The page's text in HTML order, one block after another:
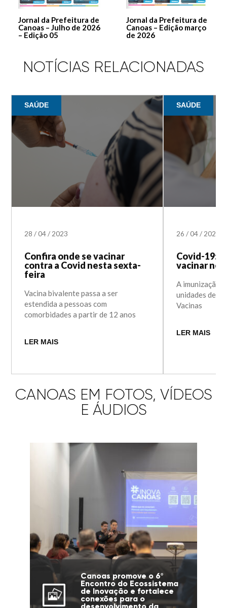
Jornal da Prefeitura de
Canoas – Julho de 2026
– Edição 05
Jornal da Prefeitura de
Canoas – Edição março
de 2026
NOTÍCIAS RELACIONADAS
SAÚDE
28/04/ 2023
Confira onde se vacinar
contra a Covid nesta sexta-
feira
Vacina bivalente passa a ser
estendida a pessoas com
comorbidades a partir de 12 anos
LER MAIS
SAÚDE
26/04/ 2023
Covid-19:
vacinar
A imunização
unidades de
Vacinas
LER MAIS
CANOAS EM FOTOS, VÍDEOS
E ÁUDIOS
Canoas promove o 6º
Encontro do Ecossistema
de Inovação e fortalece
conexões para o